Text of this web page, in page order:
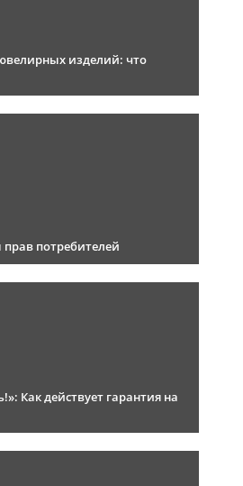
изделий: что
потребителей
Как действует гарантия на